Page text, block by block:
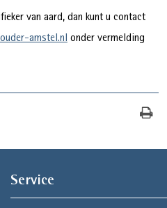
van aard, dan kunt u contact
amstel.nl onder vermelding
Service